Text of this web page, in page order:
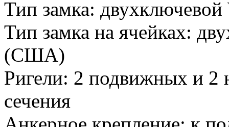
Тип замка:
Тип замка на ячейках:
(США)
Ригели: 2 подвижных и 2
сечения